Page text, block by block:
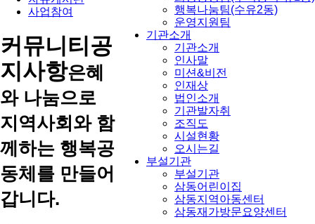
행복나눔팀(수유2동)
운영지원팀
기관소개
기관소개
인사말
미션&비전
인재상
법인소개
기관발자취
조직도
시설현황
오시는길
부설기관
부설기관
삼동어린이집
삼동지역아동센터
삼동재가방문요양센터
사업참여
커뮤니티공
지사항은혜
와 나눔으로
지역사회와 함
께하는 행복공
동체를 만들어
갑니다.